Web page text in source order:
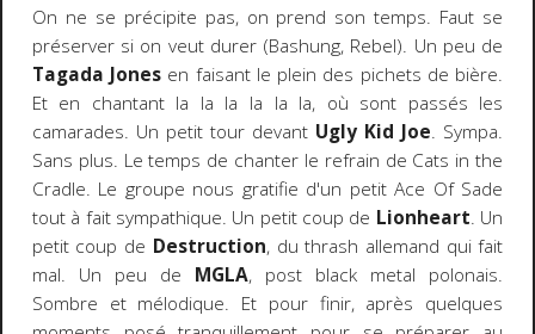
On ne se précipite pas, on prend son temps. Faut se
préserver si on veut durer (Bashung, Rebel). Un peu de
Tagada Jones en faisant le plein des pichets de bière.
Et en chantant la la la la la la, où sont passés les
camarades. Un petit tour devant Ugly Kid Joe. Sympa.
Sans plus. Le temps de chanter le refrain de Cats in the
Cradle. Le groupe nous gratifie d'un petit Ace Of Sade
tout à fait sympathique. Un petit coup de Lionheart. Un
petit coup de Destruction, du thrash allemand qui fait
mal. Un peu de MGLA, post black metal polonais.
Sombre et mélodique. Et pour finir, après quelques